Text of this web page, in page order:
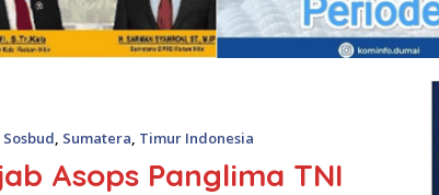
Sosbud, Sumatera, Timur Indonesia
Asops Panglima TNI